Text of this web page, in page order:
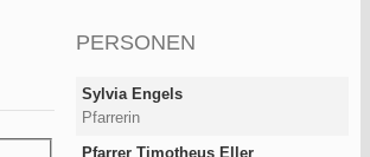
PERSONEN
Sylvia Engels
Pfarrerin
Pfarrer Timotheus Eller